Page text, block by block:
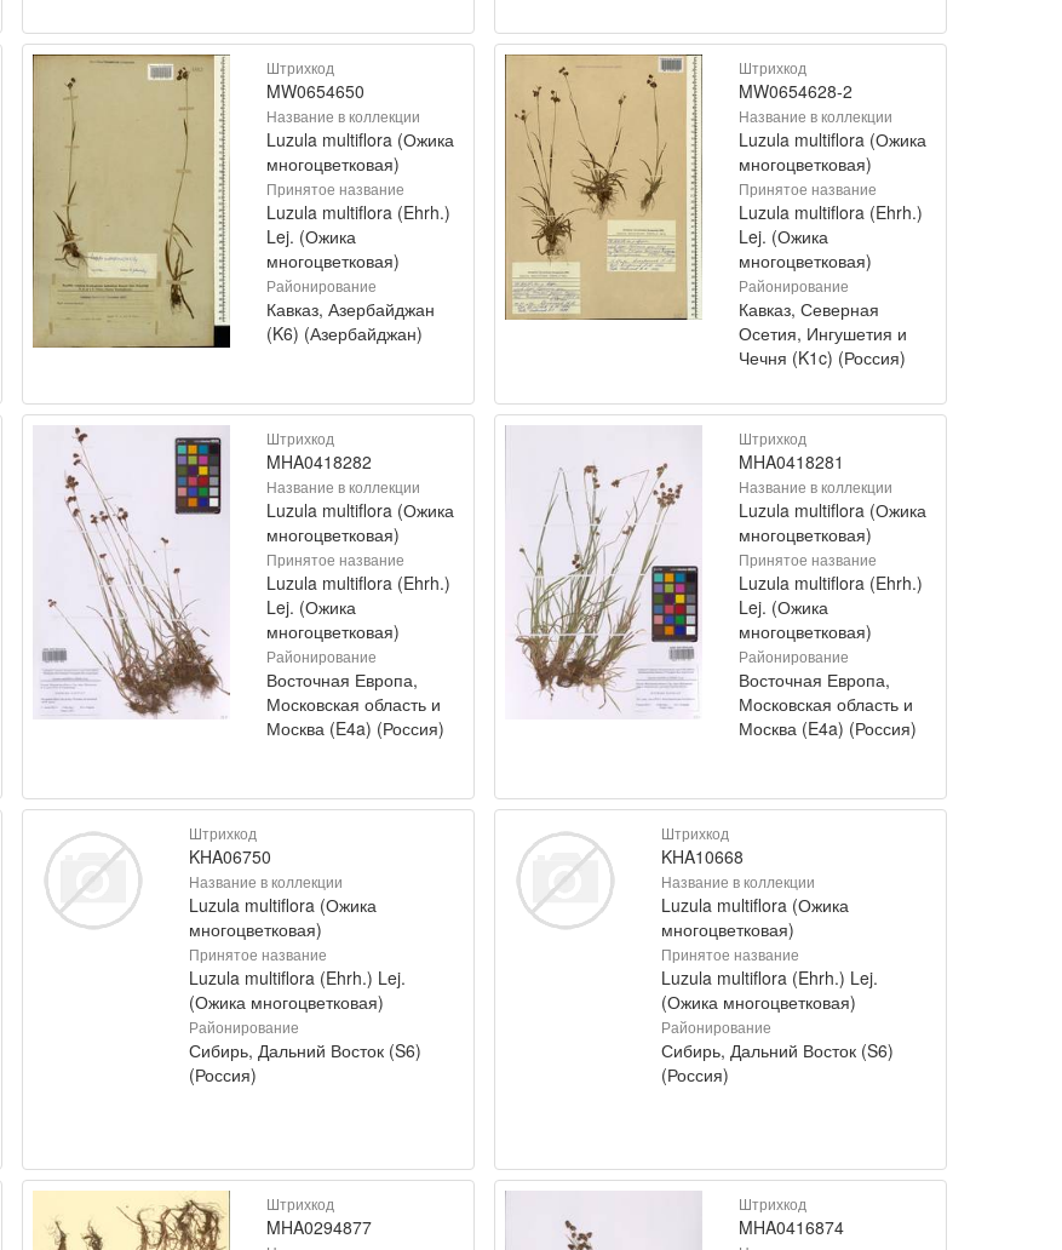
Штрихкод
MW0654650
Название в коллекции
Luzula multiflora (Ожика
многоцветковая)
Принятое название
Luzula multiflora (Ehrh.)
Lej. (Ожика
многоцветковая)
Районирование
Кавказ, Азербайджан
(K6) (Азербайджан)
Штрихкод
MW0654628-2
Название в коллекции
Luzula multiflora (Ожика
многоцветковая)
Принятое название
Luzula multiflora (Ehrh.)
Lej. (Ожика
многоцветковая)
Районирование
Кавказ, Северная
Осетия, Ингушетия и
Чечня (K1c) (Россия)
Штрихкод
MHA0418282
Название в коллекции
Luzula multiflora (Ожика
многоцветковая)
Принятое название
Luzula multiflora (Ehrh.)
Lej. (Ожика
многоцветковая)
Районирование
Восточная Европа,
Московская область и
Москва (E4a) (Россия)
Штрихкод
MHA0418281
Название в коллекции
Luzula multiflora (Ожика
многоцветковая)
Принятое название
Luzula multiflora (Ehrh.)
Lej. (Ожика
многоцветковая)
Районирование
Восточная Европа,
Московская область и
Москва (E4a) (Россия)
Штрихкод
KHA06750
Название в коллекции
Luzula multiflora (Ожика
многоцветковая)
Принятое название
Luzula multiflora (Ehrh.) Lej.
(Ожика многоцветковая)
Районирование
Сибирь, Дальний Восток (S6)
(Россия)
Штрихкод
KHA10668
Название в коллекции
Luzula multiflora (Ожика
многоцветковая)
Принятое название
Luzula multiflora (Ehrh.) Lej.
(Ожика многоцветковая)
Районирование
Сибирь, Дальний Восток (S6)
(Россия)
Штрихкод
MHA0294877
Штрихкод
MHA0416874